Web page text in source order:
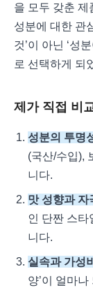
을 모두 갖춘 제
성분에 대한 관
것’이 아닌 ‘성
로 선택하게 되
제가 직접 비
성분의 투명
(국산/수입),
니다.
맛 성향과 자
인 단짠 스타
니다.
실속과 가성
양’이 얼마